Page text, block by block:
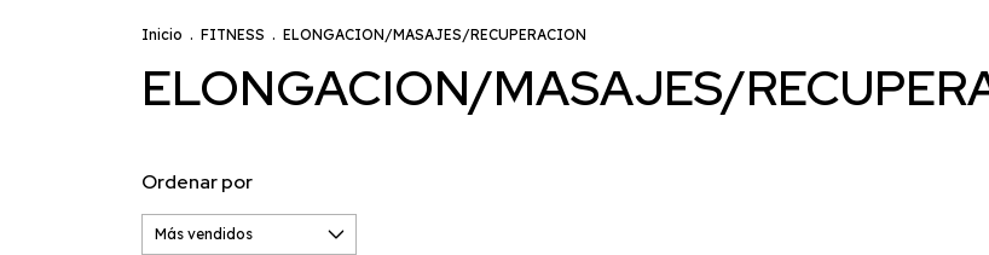
Inicio . FITNESS . ELONGACION/MASAJES/RECUPERACION
ELONGACION/MASAJES/
Ordenar por